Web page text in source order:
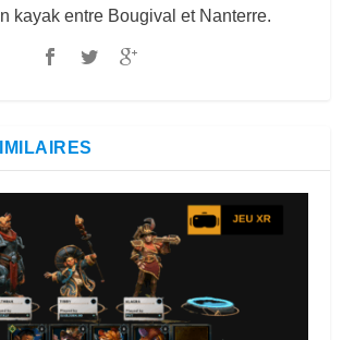
kayak entre Bougival et Nanterre.